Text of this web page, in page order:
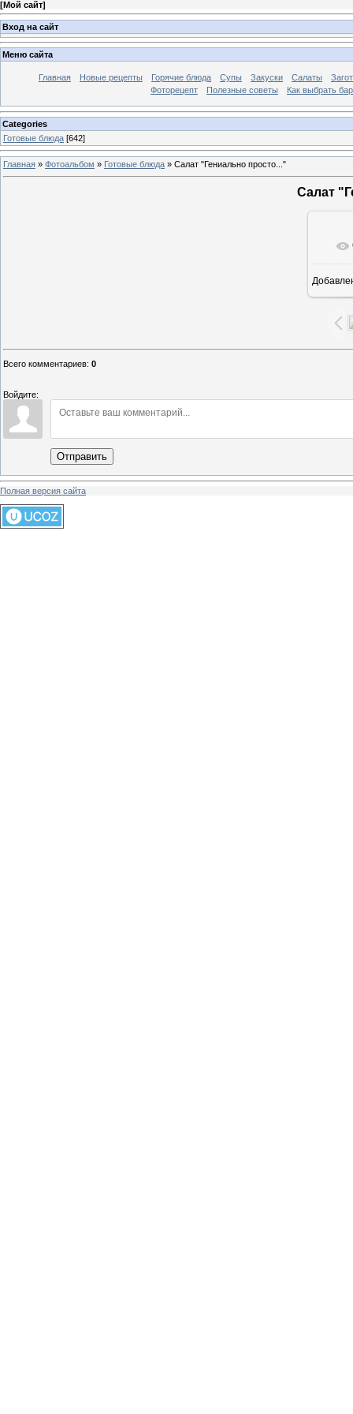
[Мой сайт]
Вход на сайт
Меню сайта
Главная Новые рецепты Горячие блюда Супы Закуски Салаты
Фоторецепт
Полезные советы Как выбрать
Categories
Готовые блюда [642]
Главная » Фотоальбом » Готовые блюда » Салат "Гениально просто..."
Салат
Всего комментариев: 0
Войдите:
Отправить
Полная версия сайта